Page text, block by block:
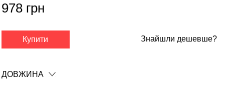
✕
978 грн
Купити Знайшли дешевше?
ДОВЖИНА